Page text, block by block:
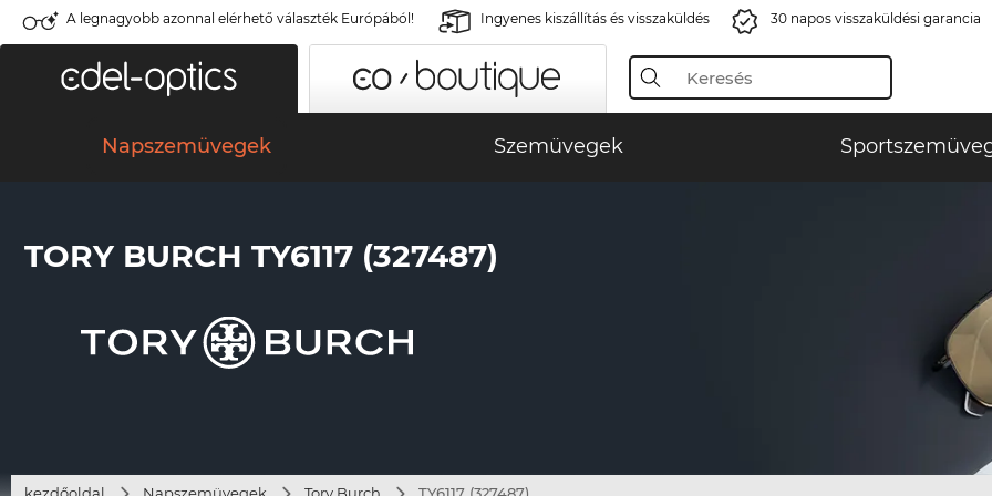
A legnagyobb azonnal elérhető választék Európából! Ingyenes kiszállítás és visszaküldés 30 napos visszaküldési garancia
Napszemüvegek Szemüvegek
TORY BURCH TY6117 (327487)